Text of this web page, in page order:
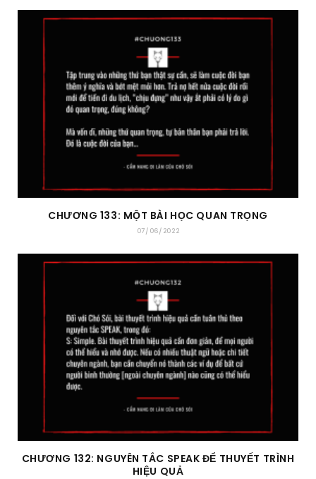
CHƯƠNG 133: MỘT BÀI HỌC QUAN TRỌNG
07/06/2022
CHƯƠNG 132: NGUYÊN TẮC SPEAK ĐỂ THUYẾT TRÌNH
HIỆU QUẢ